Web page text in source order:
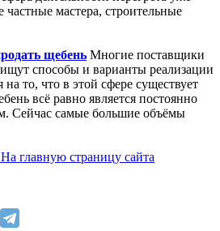
мастера, строительные
щебень Многие поставщики
способы и варианты реализации
на то, что в этой сфере существует
всё равно является постоянно
Сейчас самые большие объёмы
На главную страницу сайта